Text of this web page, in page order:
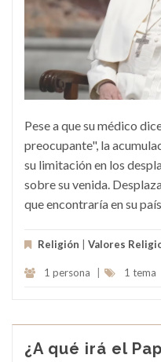
Pese a que su médico
preocupante", la
su limitación en los
sobre su venida.
que encontraría en su
Religión Valores
1 persona 1 tema
¿A qué irá el